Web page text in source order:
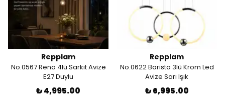
Repplam
No.0567 Rena 4lü Sarkıt Avize
E27 Duylu
₺ 4,995.00
Repplam
No.0622 Barista 3lü Krom Led
Avize Sarı Işık
₺ 6,995.00